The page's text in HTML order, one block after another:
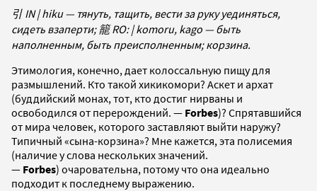
引 IN | hiku — тянуть, тащить, вести за руку уединяться,
сидеть взаперти; 籠 RO: | komoru, kago — быть
наполненным, быть преисполненным; корзина.
Этимология, конечно, дает колоссальную пищу для
размышлений. Кто такой хикикомори? Аскет и архат
(буддийский монах, тот, кто достиг нирваны и
освободился от перерождений. — Forbes)? Спрятавшийся
от мира человек, которого заставляют выйти наружу?
Типичный «сына-корзина»? Мне кажется, эта полисемия
(наличие у слова нескольких значений.
— Forbes) очаровательна, потому что она идеально
подходит к последнему выражению.